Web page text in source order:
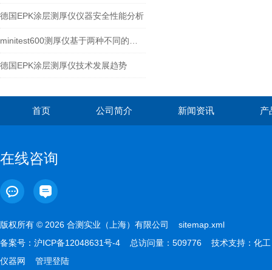
德国EPK涂层测厚仪仪器安全性能分析
德国EPK涂层测厚仪技术发展趋势
首页 公司简介 新闻资讯 产
在线咨询
版权所有 © 2026 合测实业（上海）有限公司 sitemap.xml
备案号： 沪ICP备12048631号-4 总访问量：509776 技术支持： 化工
仪器网
管理登陆